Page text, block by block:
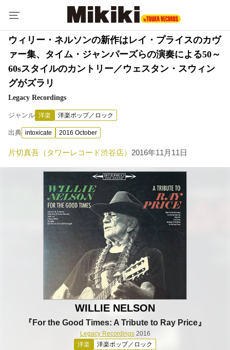
ウィリー・ネルソンの新作はレイ・プライスのカヴ
ァー集、タイム・ジャンパーズらの演奏による50～
60sスタイルのカントリー／ウェスタン・スウィン
グがズラリ
Legacy Recordings
ジャンル 洋楽 洋楽ポップ／ロック
出典 intoxicate 2016 October
片切真吾（タワーレコード渋谷店） 2016年11月11日
WILLIE NELSON
『For the Good Times: A Tribute to Ray Price』
Legacy Recordings2016
洋楽
洋楽ポップ／ロック